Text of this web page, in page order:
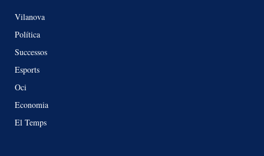
Vilanova
Política
Successos
Esports
Oci
Economia
El Temps